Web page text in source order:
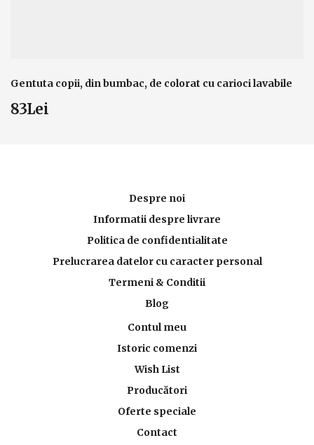
Gentuta copii, din bumbac, de colorat cu carioci lavabile
83Lei
Despre noi
Informatii despre livrare
Politica de confidentialitate
Prelucrarea datelor cu caracter personal
Termeni & Conditii
Blog
Contul meu
Istoric comenzi
Wish List
Producători
Oferte speciale
Contact